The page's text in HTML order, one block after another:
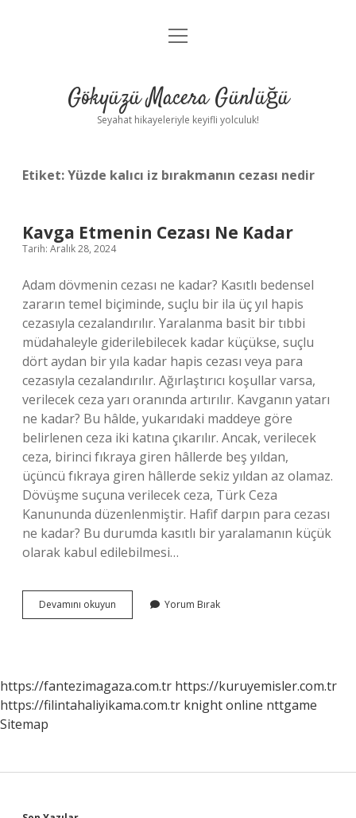
Anasayfa
Yasal Uyarı
menüyü
Gökyüzü Macera Günlüğü
Seyahat hikayeleriyle keyifli yolculuk!
Etiket:Yüzde kalıcı iz bırakmanın cezası nedir
Kavga Etmenin Cezası Ne Kadar
Tarih: Aralık 28, 2024
Adam dövmenin cezası ne kadar? Kasıtlı bedensel
zararın temel biçiminde, suçlu bir ila üç yıl hapis
cezasıyla cezalandırılır. Yaralanma basit bir tıbbi
müdahaleyle giderilebilecek kadar küçükse, suçlu
dört aydan bir yıla kadar hapis cezası veya para
cezasıyla cezalandırılır. Ağırlaştırıcı koşullar varsa,
verilecek ceza yarı oranında artırılır. Kavganın yatarı
ne kadar? Bu hâlde, yukarıdaki maddeye göre
belirlenen ceza iki katına çıkarılır. Ancak, verilecek
ceza, birinci fıkraya giren hâllerde beş yıldan,
üçüncü fıkraya giren hâllerde sekiz yıldan az olamaz.
Dövüşme suçuna verilecek ceza, Türk Ceza
Kanununda düzenlenmiştir. Hafif darpın para cezası
ne kadar? Bu durumda kasıtlı bir yaralamanın küçük
olarak kabul edilebilmesi…
Devamını okuyun
Etmenin
Yorum Bırak
https://fantezimagaza.com.tr https://kuruyemisler.com.tr
https://filintahaliyikama.com.tr knight online nttgame
Sitemap